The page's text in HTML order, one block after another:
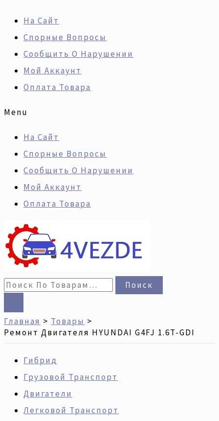
Содержимому
На Сайт
Спорные Вопросы
Сообщить О Нарушении
Мой Аккаунт
Оплата Товара
Menu
На Сайт
Спорные Вопросы
Сообщить О Нарушении
Мой Аккаунт
Оплата Товара
Поиск
Главная
Товары
Ремонт Двигателя HYUNDAI G4FJ 1.6T-GDI
Гибрид
Грузовой Транспорт
Двигатели
Легковой Транспорт
Товара
Ремонт
Двигателя
HYUNDAI
G4FJ
1.6T-